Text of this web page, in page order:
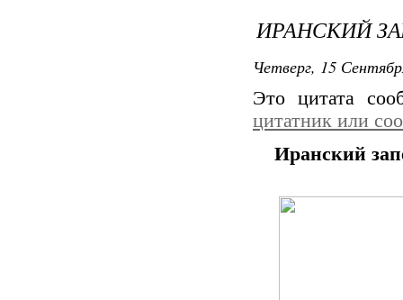
ИРАНСКИЙ
Четверг, 15
Это цитата
цитатник или
Иранский